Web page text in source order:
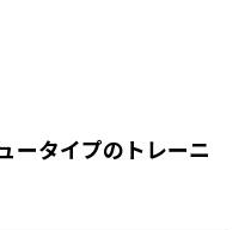
ータイプのトレーニ